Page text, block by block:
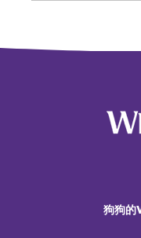
狗狗的